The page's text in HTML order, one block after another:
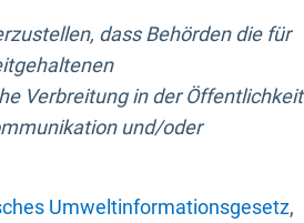
dass Behörden die für
Verbreitung in der Öffentlichkeit
und/oder
Umweltinformationsgesetz,